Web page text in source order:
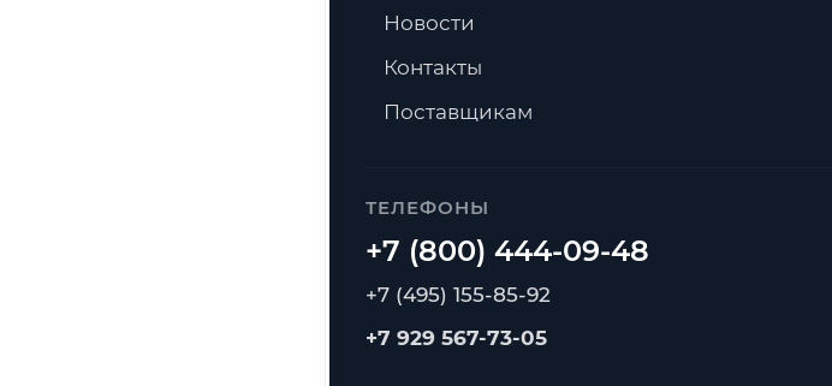
ТЕЛЕФОНЫ
+7 (495) 155-85-92
+7 929 567-73-05
Новости
Контакты
Поставщикам